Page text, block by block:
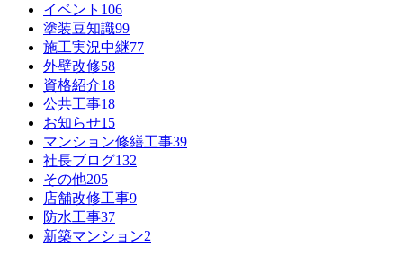
イベント 106
塗装豆知識99
施工実況中継77
外壁改修58
資格紹介18
公共工事18
お知らせ15
マンション修繕工事39
社長ブログ132
その他205
店舗改修工事9
防水工事37
新築マンション2